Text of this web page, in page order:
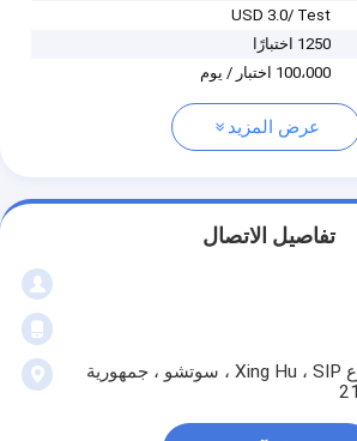
USD 3.0/ Test
1250 اختبارًا
100،000 اختبار / يوم
عرض المزيد
تفاصيل الاتصال
مبنى C24 ، 218 شارع Xing Hu ، SIP ، سوتشو ، جمهورية